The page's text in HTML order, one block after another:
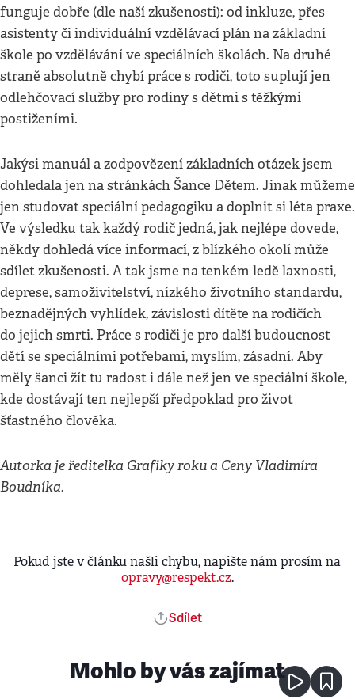
funguje dobře (dle naší zkušenosti): od inkluze, přes
asistenty či individuální vzdělávací plán na základní
škole po vzdělávání ve speciálních školách. Na druhé
straně absolutně chybí práce s rodiči, toto suplují jen
odlehčovací služby pro rodiny s dětmi s těžkými
postiženími.
Jakýsi manuál a zodpovězení základních otázek jsem
dohledala jen na stránkách Šance Dětem. Jinak můžeme
jen studovat speciální pedagogiku a doplnit si léta praxe.
Ve výsledku tak každý rodič jedná, jak nejlépe dovede,
někdy dohledá více informací, z blízkého okolí může
sdílet zkušenosti. A tak jsme na tenkém ledě laxnosti,
deprese, samoživitelství, nízkého životního standardu,
beznadějných vyhlídek, závislosti dítěte na rodičích
do jejich smrti. Práce s rodiči je pro další budoucnost
dětí se speciálními potřebami, myslím, zásadní. Aby
měly šanci žít tu radost i dále než jen ve speciální škole,
kde dostávají ten nejlepší předpoklad pro život
šťastného člověka.
Autorka je ředitelka Grafikyroku a Ceny Vladimíra
Boudníka.
Pokud jste v článku našli chybu, napište nám prosím na
opravy@respekt.cz.
Sdílet
Mohlo by vás zajímat